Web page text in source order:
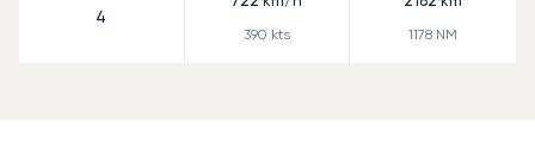
4
390 kts 1178 NM